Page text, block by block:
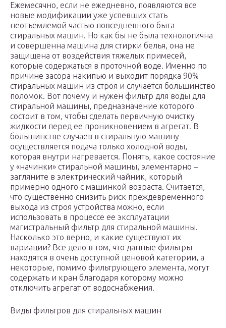
Ежемесячно, если не ежедневно, появляются все
новые модификации уже успевших стать
неотъемлемой частью повседневного быта
стиральных машин. Но как бы не была технологична
и совершенна машина для стирки белья, она не
защищена от воздействия тяжелых примесей,
которые содержаться в проточной воде. Именно по
причине засора накипью и выходит порядка 90%
стиральных машин из строя и случается большинство
поломок. Вот почему и нужен фильтр для воды для
стиральной машины, предназначение которого
состоит в том, чтобы сделать первичную очистку
жидкости перед ее проникновением в агрегат. В
большинстве случаев в стиральную машину
осуществляется подача только холодной воды,
которая внутри нагревается. Понять, какое состояние
у «начинки» стиральной машины, элементарно –
загляните в электрический чайник, который
примерно одного с машинкой возраста. Считается,
что существенно снизить риск преждевременного
выхода из строя устройства можно, если
использовать в процессе ее эксплуатации
магистральный фильтр для стиральной машины.
Насколько это верно, и какие существуют их
вариации? Все дело в том, что данные фильтры
находятся в очень доступной ценовой категории, а
некоторые, помимо фильтрующего элемента, могут
содержать и кран благодаря которому можно
отключить агрегат от водоснабжения.
Виды фильтров для стиральных машин